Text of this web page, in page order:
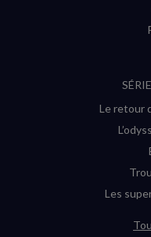
Le retour
Les